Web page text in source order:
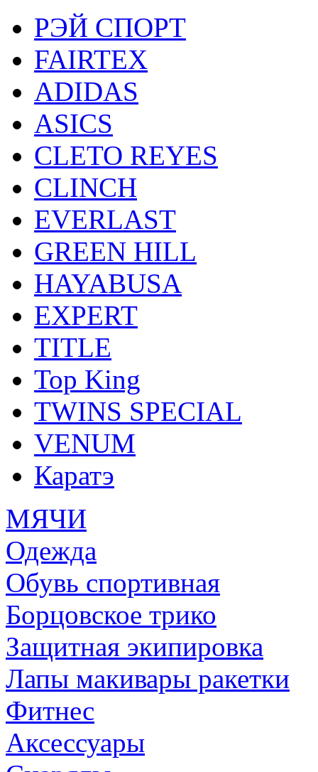
РЭЙ СПОРТ
FAIRTEX
ADIDAS
ASICS
CLETO REYES
CLINCH
EVERLAST
GREEN HILL
HAYABUSA
EXPERT
TITLE
Top King
TWINS SPECIAL
VENUM
Каратэ
МЯЧИ
Одежда
Обувь спортивная
Борцовское трико
Защитная экипировка
Лапы макивары ракетки
Фитнес
Аксессуары